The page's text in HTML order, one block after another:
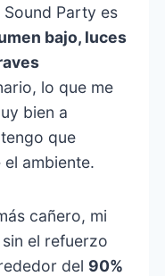
Party es
bajo, luces
lo que me
bien a
que
ambiente.
cañero, mi
el refuerzo
del 90%